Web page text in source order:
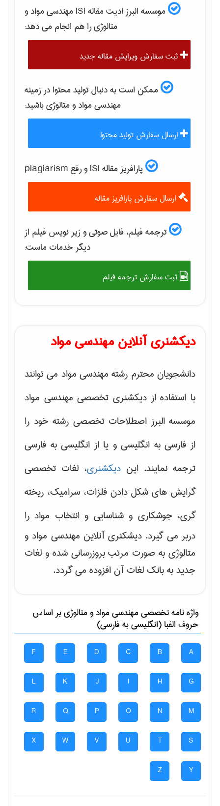
موسسه البرز ادیت مقاله ISI
مهندسی مواد و
متالوژیرا هم انجام می دهد:
ثبت سفارش ویرایش مقاله جدید
ممکن است به دنبال تولید محتوا در زمینه
مهندسی مواد و متالوژیباشید:
ارسال سفارش تولید محتوا
پارافریز مقاله ISI و رفع plagiarism
ارسال سفارش پارافریز مقاله
ترجمه فیلم، فایل صوتی و زیر نویس فیلم از
دیگر خدمات ماست:
ثبت سفارش ترجمه فیلم
دیکشنری آنلاین مهندسی مواد
دانشجویان محترم رشته مهندسی مواد می توانند
با استفاده از دیکشنری تخصصی مهندسی مواد
موسسه البرز اصطلاحات تخصصی رشته خود را
از فارسی به انگلیسی و یا از انگلیسی به فارسی
ترجمه نمایند. این دیکشنری، لغات تخصصی
گرایش های شکل دادن فلزات، سرامیک، ریخته
گری، جوشکاری و شناسایی و انتخاب مواد را
دربر می گیرد. دیشکنری آنلاین مهندسی مواد و
متالوژی به صورت مرتب بروزرسانی شده و لغات
جدید به بانک لغات آن افزوده می گردد.
واژه نامه تخصصیمهندسی مواد و متالوژیبر اساس
حروف الفبا (انگلیسی به فارسی)
A
B
C
D
E
F
G
H
I
J
K
L
M
N
O
P
Q
R
S
T
U
V
W
X
Y
Z